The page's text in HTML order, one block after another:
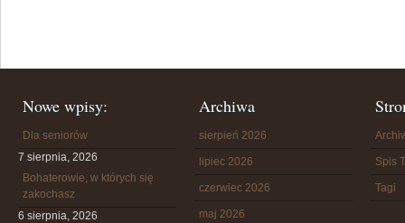
Nowe wpisy:
Dla seniorów
7 sierpnia, 2026
Bohaterowie, w których się
zakochasz
6 sierpnia, 2026
Archiwa
sierpień 2026
lipiec 2026
czerwiec 2026
maj 2026
Spis
Tagi